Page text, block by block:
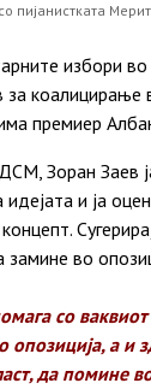
пијанистката
избори
за
премиер
Зоран Заев
и ја
во
со
опозиција, а и
да помине